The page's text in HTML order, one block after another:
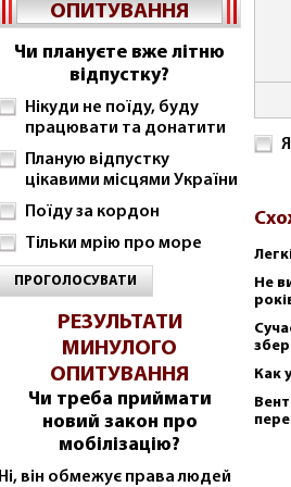
ОПИТУВАННЯ
Чи плануєте вже літню
відпустку?
Нікуди не поїду, буду
працювати та донатити
Планую відпустку
цікавими місцями України
Поїду за кордон
Тільки мрію про море
ПРОГОЛОСУВАТИ
РЕЗУЛЬТАТИ
МИНУЛОГО
ОПИТУВАННЯ
Чи треба приймати
новий закон про
мобілізацію?
Ні, він обмежує права людей
Не
Как